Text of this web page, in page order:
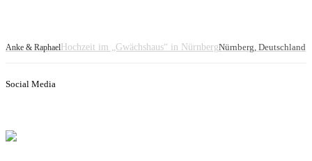
Anke & Raphael Hochzeit im „Gwächshaus“ in NürnbergNürnberg, Deutschland
Social Media